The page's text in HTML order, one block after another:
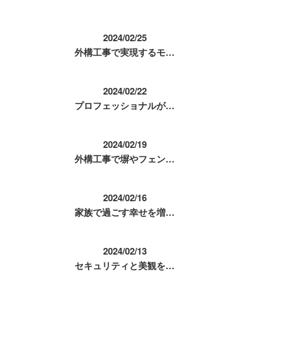
2024/02/25
外構工事で実現するモ…
2024/02/22
プロフェッショナルが…
2024/02/19
外構工事で塀やフェン…
2024/02/16
家族で過ごす幸せを増…
2024/02/13
セキュリティと美観を…